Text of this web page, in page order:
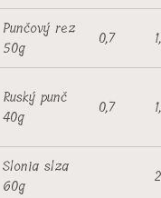
Punčový rez
50g
0,7
Ruský punč
40g
0,7
Slonia slza
60g